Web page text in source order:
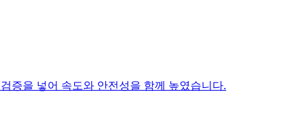
증을 넣어 속도와 안전성을 함께 높였습니다.